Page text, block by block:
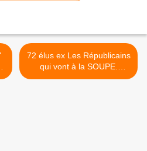
72 élus ex Les Républicains
qui vont à la SOUPE.
Soutien à Macron... >